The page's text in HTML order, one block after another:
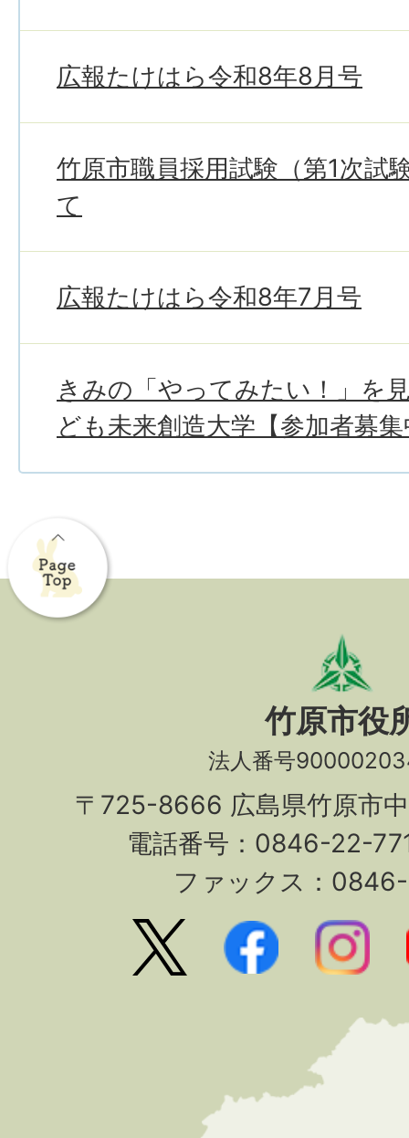
広報たけはら令和8年8月号
竹原市職員採用試験（第1次試
て
広報たけはら令和8年7月号
きみの「やってみたい！」を
ども未来創造大学【参加者募
竹原市役
法人番号
〒725-8666 広島県竹原市
電話番号：0846-22-
ファックス：